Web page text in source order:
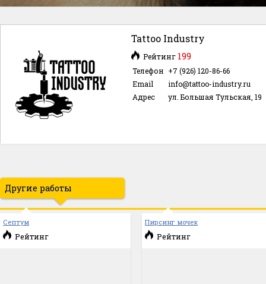
Tattoo Industry
Рейтинг 199
Телефон +7 (926) 120-86-66
Email
info@tattoo-industry.ru
Адрес
ул. Большая Тульская, 19
Другие работы
Септум
Рейтинг
Пирсинг мочек
Рейтинг